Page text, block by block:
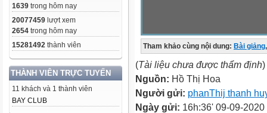
1639 trong hôm nay
20077459 lượt xem
2654 trong hôm nay
15281492 thành viên
THÀNH VIÊN TRỰC TUYẾN
11 khách và 1 thành viên
BAY CLUB
Tham khảo cùng nội dung: Bài giảng,
(Tài liệu chưa được thẩm định)
Nguồn: Hồ Thị Hoa
Người gửi: phanThij thanh
Ngày gửi: 16h:36' 09-09-2020